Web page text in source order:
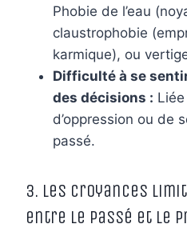
Phobie de l’eau
claustrophobie
karmique), ou
Difficulté à se
des décisions :
d’oppression ou de
passé.
3. Les Croyances
entre le Passé et le